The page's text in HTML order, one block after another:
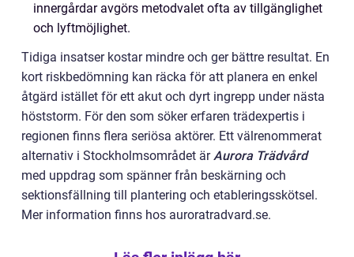
innergårdar avgörs metodvalet ofta av tillgänglighet
och lyftmöjlighet.
Tidiga insatser kostar mindre och ger bättre resultat. En
kort riskbedömning kan räcka för att planera en enkel
åtgärd istället för ett akut och dyrt ingrepp under nästa
höststorm. För den som söker erfaren trädexpertis i
regionen finns flera seriösa aktörer. Ett välrenommerat
alternativ i Stockholmsområdet ärAurora Trädvård
med uppdrag som spänner från beskärning och
sektionsfällning till plantering och etableringsskötsel.
Mer information finns hos auroratradvard.se.